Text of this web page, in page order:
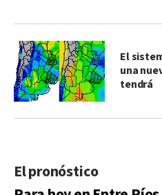
El
una
tendrá
El pronóstico